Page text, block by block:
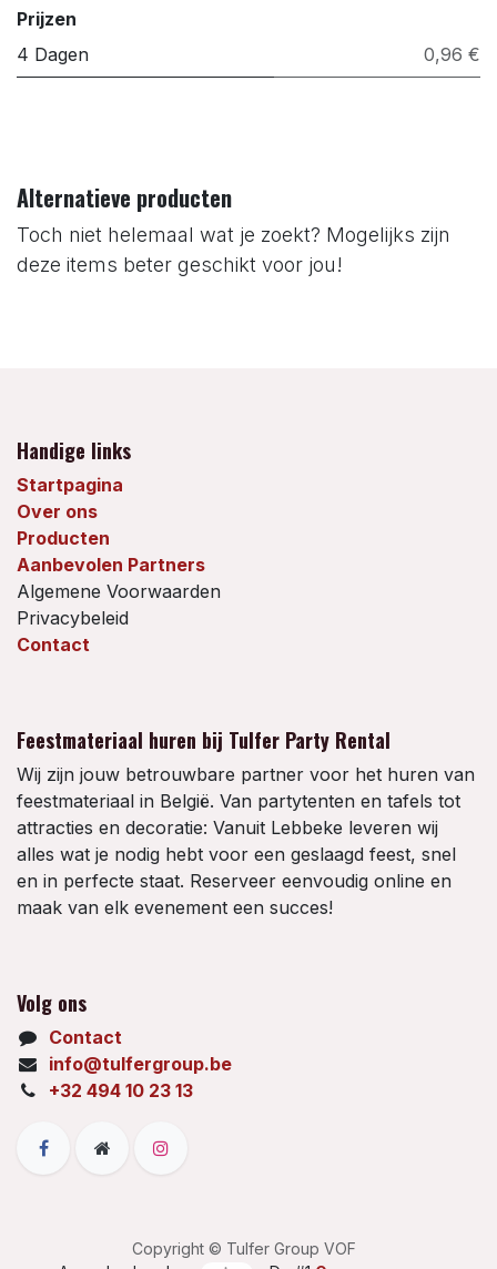
Prijzen
4 Dagen
0,96 €
Alternatieve producten
Toch niet helemaal wat je zoekt? Mogelijks zijn
deze items beter geschikt voor jou!
Handige links
Startpagina
Over ons
Producten
Aanbevolen Partners
Algemene Voorwaarden
Privacybeleid
Contact
Feestmateriaal huren bij Tulfer Party Rental
Wij zijn jouw betrouwbare partner voor het huren van
feestmateriaal in België. Van partytenten en tafels tot
attracties en decoratie: Vanuit Lebbeke leveren wij
alles wat je nodig hebt voor een geslaagd feest, snel
en in perfecte staat. Reserveer eenvoudig online en
maak van elk evenement een succes!
Volg ons
Contact
info@tulfergroup.be
+32 494 10 23 13
Copyright © Tulfer Group VOF